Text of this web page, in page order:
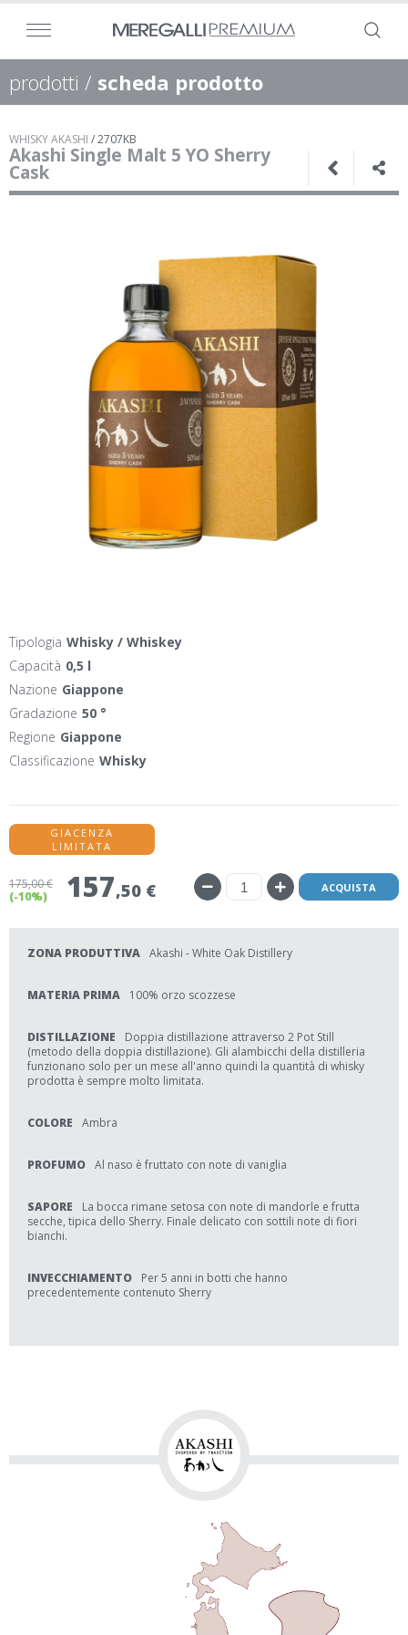
prodotti / scheda prodotto
WHISKY AKASHI /2707KB
Akashi Single Malt 5 YO Sherry
Cask
Tipologia Whisky / Whiskey
Capacità 0,5 l
Nazione Giappone
Gradazione 50 °
Regione Giappone
Classificazione Whisky
GIACENZA
LIMITATA
175,00 €
(-10%)
157,50 € ACQUISTA
ZONA PRODUTTIVA Akashi - White Oak Distillery
MATERIA PRIMA 100% orzo scozzese
DISTILLAZIONE
Doppia distillazione attraverso 2 Pot Still
(metodo della doppia distillazione). Gli alambicchi della distilleria
funzionano solo per un mese all'anno quindi la quantità di whisky
prodotta è sempre molto limitata.
COLORE Ambra
PROFUMO Al naso è fruttato con note di vaniglia
SAPORE
La bocca rimane setosa con note di mandorle e frutta
secche, tipica dello Sherry. Finale delicato con sottili note di fiori
bianchi.
INVECCHIAMENTO
Per 5 anni in botti che hanno
precedentemente contenuto Sherry